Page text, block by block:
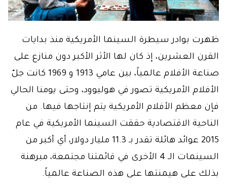
ظهرت بوادر سيطرة السينما الأمريكية منذ بدايات
القرن العشرين، إذ كان لها الأثر الأكبر دون منازع على
صناعة الأفلام عالمياً، بين عامي 1913 و 1969 كانت جلّ
الأفلام الأمريكية تصور في هوليوود، وحتى يومنا الحالي
فإن معظم الأفلام الأمريكية يتم إنتاجها فيها. من
الناحية الاقتصادية حققت السينما الأمريكية في عام
2015 عوائد هائلة تقدر بـ 11.3 مليار دولار، أي أكبر من
السينمات الـ 4 الأخرى في قائمتنا مجتمعة، مبرهنة
بذلك على هيمنتها على هذه الصناعة عالمياً.